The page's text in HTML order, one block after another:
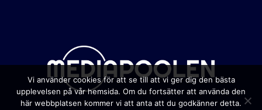
Vi använder cookies för att se till att vi ger dig den bästa
upplevelsen på vår hemsida. Om du fortsätter att använda den
här webbplatsen kommer vi att anta att du godkänner detta.